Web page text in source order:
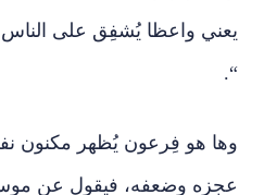
يعني واعظا يُشفِق على
“.
وها هو فِرعون يُظهر مكنون
عجزه وضعفه، فيقول عن